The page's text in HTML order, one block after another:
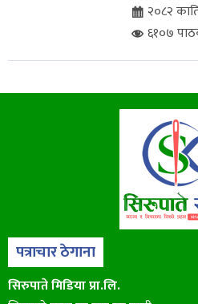
२०८२
६१०७
पत्राचार ठेगाना
सिरुपाते मिडिया प्रा.लि.